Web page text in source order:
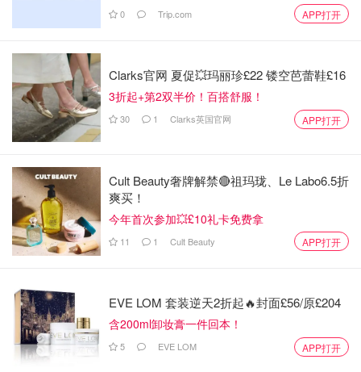
图片来自于@懒得改名，版权归原作者所有
空气炸锅325度预热5分钟，放入地瓜（最好包锡纸包一下
地瓜底部）325度15钟即可
0 Trip.com APP打开
Clarks官网 夏促💥玛丽珍£22 镂空芭蕾鞋£16
3折起+第2双半价！百搭舒服！
30 1 Clarks英国官网 APP打开
Cult Beauty奢牌解禁🔴祖玛珑、Le Labo6.5折
爽买！
今年首次参加💥£10礼卡免费拿
11 1 Cult Beauty APP打开
EVE LOM 套装逆天2折起🔥封面£56/原£204
含200ml卸妆膏一件回本！
5 EVE LOM APP打开